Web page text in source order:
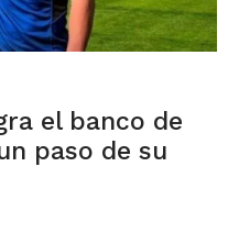
el banco de
paso de su